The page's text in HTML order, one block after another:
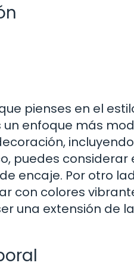
pienses en el
un enfoque más
puedes considerar
encaje. Por otro
con colores
una extensión de la